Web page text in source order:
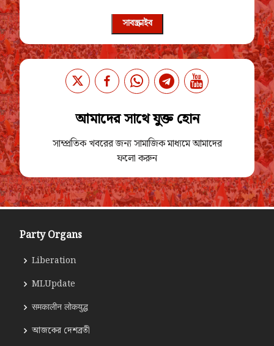
সাবস্ক্রাইব
আমাদের সাথে যুক্ত হোন
সাম্প্রতিক খবরের জন্য সামাজিক মাধ্যমে আমাদের
ফলো করুন
Party Organs
Liberation
MLUpdate
समकालीन लोकयुद्ध
আজকের দেশব্রতী